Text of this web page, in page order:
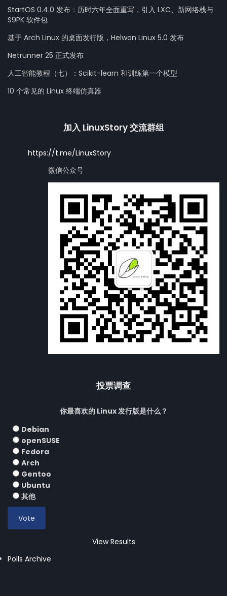
StartOS 0.4.0 发布：历时六年全面重写，引入 LXC、新网络栈与
S9PK 软件包
基于 Arch Linux 的桌面发行版，Helwan Linux 5.0 发布
Netrunner 25 正式发布
人工智能教程（七）：Scikit-learn 和训练第一个模型
10 个常见的 Linux 终端仿真器
加入 LinuxStory 交流群组
https://t.me/LinuxStory
微信公众号
投票调查
你最喜欢的 Linux 发行版是什么？
Debian
openSUSE
Fedora
Arch
Gentoo
Ubuntu
其他
View Results
Polls Archive